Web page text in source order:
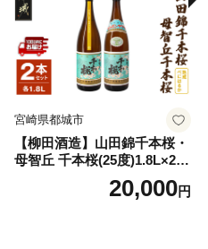
宮崎県都城市
【柳田酒造】山田錦千本桜・
母智丘 千本桜(25度)1.8L×2本
≪みやこんじょ特急便≫_AC
20,000円